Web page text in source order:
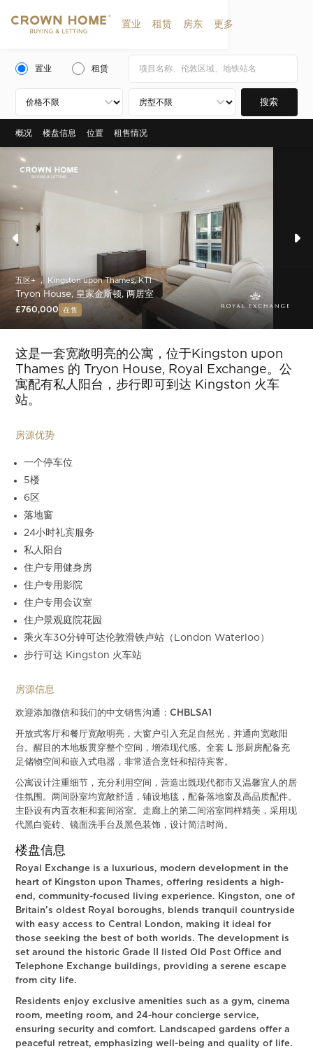
置业 租赁 房东 更多
置业 租赁
搜索
概况 楼盘信息 位置 租售情况
五区+ ， Kingston upon Thames, KT1
Tryon House, 皇家金斯顿, 两居室
£760,000 在售
这是一套宽敞明亮的公寓，位于Kingston upon
Thames 的 Tryon House, Royal Exchange。公
寓配有私人阳台，步行即可到达 Kingston 火车
站。
房源优势
一个停车位
5楼
6区
落地窗
24小时礼宾服务
私人阳台
住户专用健身房
住户专用影院
住户专用会议室
住户景观庭院花园
乘火车30分钟可达伦敦滑铁卢站（London Waterloo）
步行可达 Kingston 火车站
房源信息
欢迎添加微信和我们的中文销售沟通：CHBLSA1
开放式客厅和餐厅宽敞明亮，大窗户引入充足自然光，并通向宽敞阳
台。醒目的木地板贯穿整个空间，增添现代感。全套 L 形厨房配备充
足储物空间和嵌入式电器，非常适合烹饪和招待宾客。
公寓设计注重细节，充分利用空间，营造出既现代都市又温馨宜人的居
住氛围。两间卧室均宽敞舒适，铺设地毯，配备落地窗及高品质配件。
主卧设有内置衣柜和套间浴室。走廊上的第二间浴室同样精美，采用现
代黑白瓷砖、镜面洗手台及黑色装饰，设计简洁时尚。
楼盘信息
Royal Exchange is a luxurious, modern development in the
heart of Kingston upon Thames, offering residents a high-
end, community-focused living experience. Kingston, one of
Britain’s oldest Royal boroughs, blends tranquil countryside
with easy access to Central London, making it ideal for
those seeking the best of both worlds. The development is
set around the historic Grade II listed Old Post Office and
Telephone Exchange buildings, providing a serene escape
from city life.
Residents enjoy exclusive amenities such as a gym, cinema
room, meeting room, and 24-hour concierge service,
ensuring security and comfort. Landscaped gardens offer a
peaceful retreat, emphasizing well-being and quality of life.